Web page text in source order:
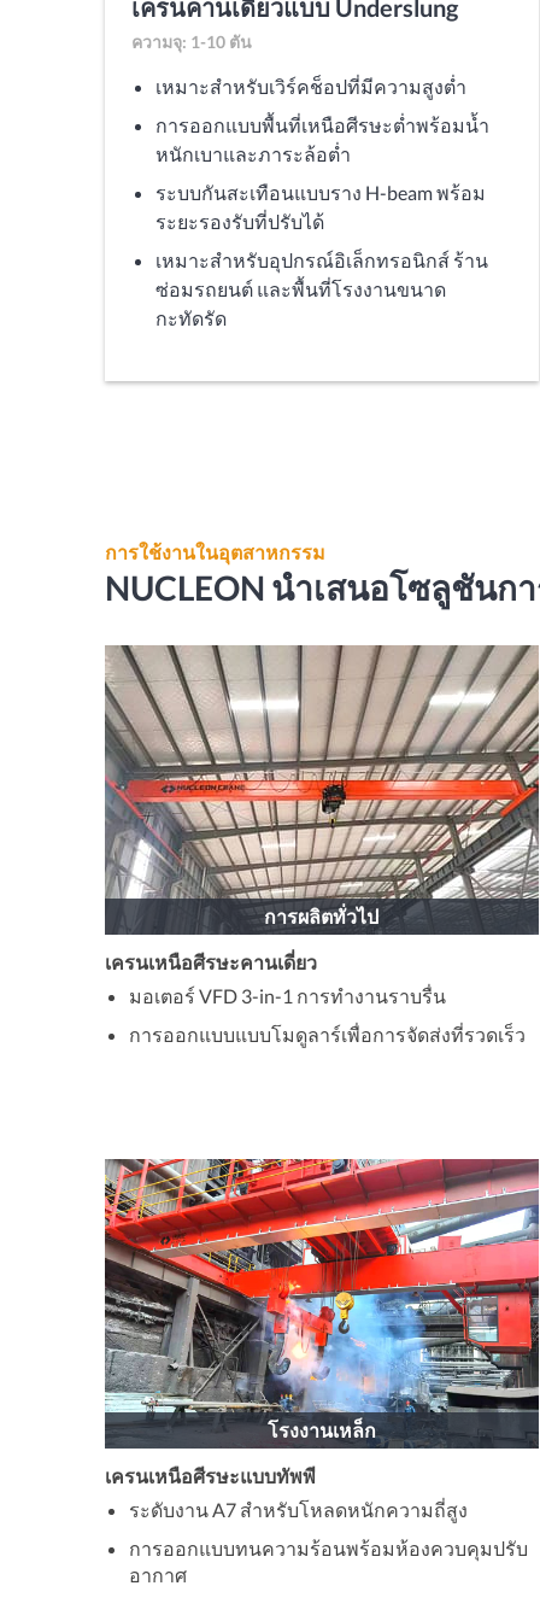
เครนคานเดี่ยวแบบ Underslung
ความจุ: 1-10 ตัน
เหมาะสำหรับเวิร์คช็อปที่มีความสูงต่ำ
การออกแบบพื้นที่เหนือศีรษะต่ำพร้อมน้ำ
หนักเบาและภาระล้อต่ำ
ระบบกันสะเทือนแบบราง H-beam พร้อม
ระยะรองรับที่ปรับได้
เหมาะสำหรับอุปกรณ์อิเล็กทรอนิกส์ ร้าน
ซ่อมรถยนต์ และพื้นที่โรงงานขนาด
กะทัดรัด
การใช้งานในอุตสาหกรรม
NUCLEON นำเสนอโซลูชัน
การผลิตทั่วไป
เครนเหนือศีรษะคานเดี่ยว
มอเตอร์ VFD 3-in-1 การทำงานราบรื่น
การออกแบบแบบโมดูลาร์เพื่อการจัดส่งที่รวดเร็ว
โรงงานเหล็ก
เครนเหนือศีรษะแบบทัพพี
ระดับงาน A7 สำหรับโหลดหนักความถี่สูง
การออกแบบทนความร้อนพร้อมห้องควบคุมปรับ
อากาศ